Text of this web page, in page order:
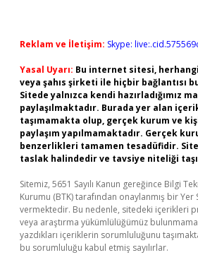
Reklam ve İletişim: Skype:
Yasal Uyarı: Bu internet sitesi,
veya şahıs şirketi ile hiçbir bağlantısı
Sitede yalnızca kendi hazırladığımız
paylaşılmaktadır. Burada yer alan
taşımamakta olup, gerçek kurum ve
paylaşım yapılmamaktadır. Gerçek
benzerlikleri tamamen tesadüfidir.
taslak halindedir ve tavsiye niteliği
Sitemiz, 5651 Sayılı Kanun gereğince Bilgi
Kurumu (BTK) tarafından onaylanmış bir Yer
vermektedir. Bu nedenle, sitedeki içerikleri
veya araştırma yükümlülüğümüz
yazdıkları içeriklerin sorumluluğunu
bu sorumluluğu kabul etmiş sayılırlar.